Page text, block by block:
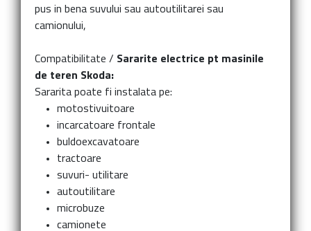
pus in bena suvului sau autoutilitarei sau
camionului,
Compatibilitate / Sararite electrice pt masinile
de teren Skoda:
Sararita poate fi instalata pe:
motostivuitoare
incarcatoare frontale
buldoexcavatoare
tractoare
suvuri- utilitare
autoutilitare
microbuze
camionete